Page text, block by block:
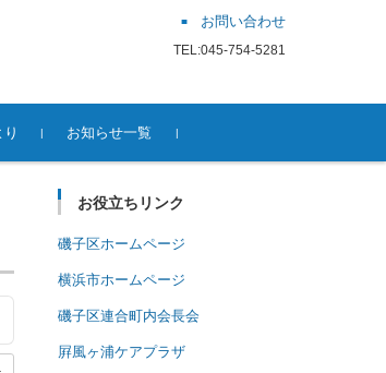
お問い合わせ
TEL:045-754-5281
お知らせ一覧
お役立ちリンク
磯子区ホームページ
横浜市ホームページ
磯子区連合町内会長会
屛風ヶ浦ケアプラザ